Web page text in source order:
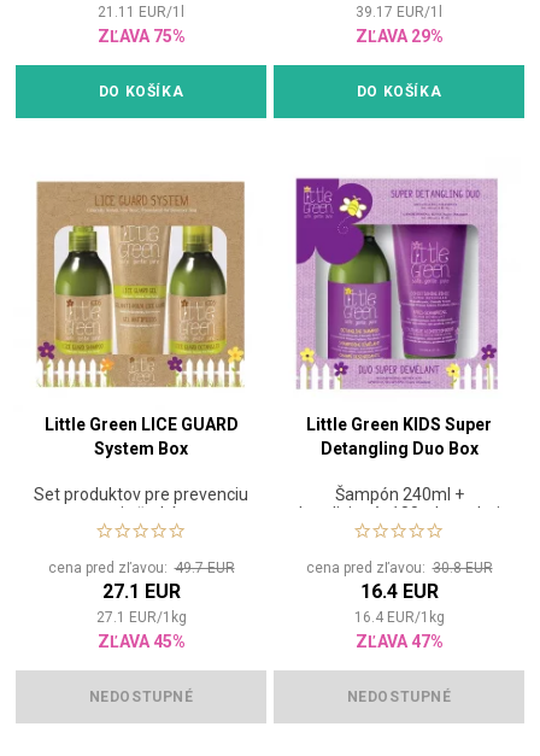
21.11 EUR/1
ZĽAVA 75%
DO KOŠÍKA
39.17 EUR/1
ZĽAVA 29%
DO KOŠÍKA
Little Green LICE GUARD
System Box
Set produktov pre prevenciu
proti všetkým
cena pred zľavou:49.7 EUR
27.1 EUR
27.1 EUR/1 kg
ZĽAVA 45%
NEDOSTUPNÉ
Little Green KIDS Super
Detangling Duo Box
Šampón 240ml +
kondicionér 180ml pre deti
3+
cena pred zľavou:30.8 EUR
16.4 EUR
16.4 EUR/1 kg
ZĽAVA 47%
NEDOSTUPNÉ